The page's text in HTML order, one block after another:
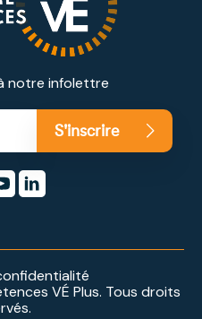
notre infolettre
VÉ Plus. Tous droits